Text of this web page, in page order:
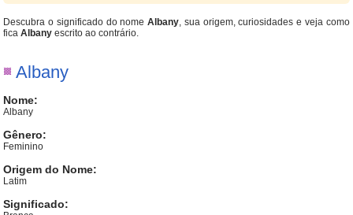
Descubra o significado do nomeAlbany, sua origem, curiosidades e veja como
ficaAlbany escrito ao contrário.
Albany
Nome:
Albany
Gênero:
Feminino
Origem do Nome:
Latim
Significado: